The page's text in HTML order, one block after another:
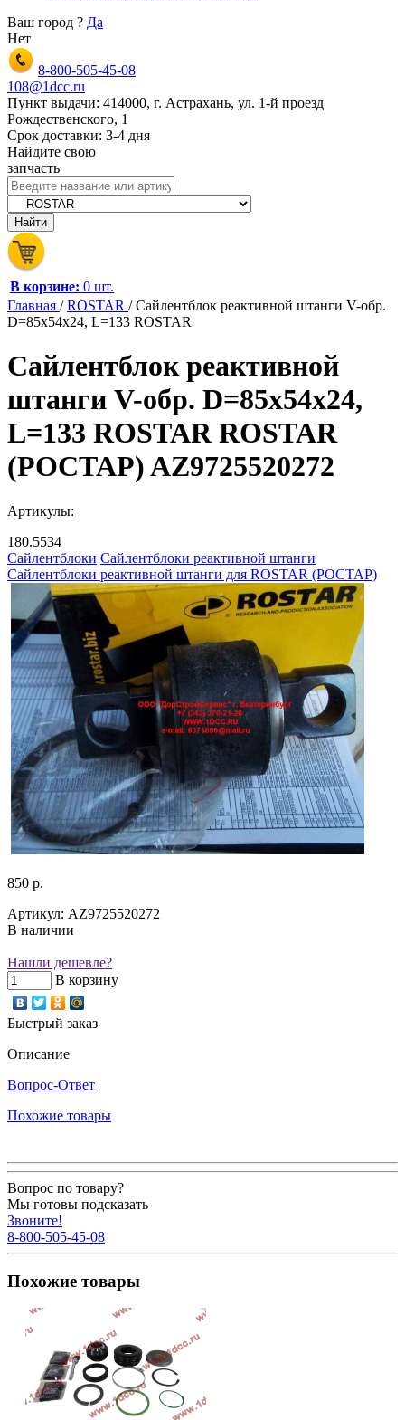
Ваш город ? Да
Нет
8-800-505-45-08
108@1dcc.ru
Пункт выдачи: 414000, г. Астрахань, ул. 1-й проезд
Рождественского, 1
Срок доставки: 3-4 дня
Найдите свою
запчасть
В корзине: 0 шт.
Главная /ROSTAR /Сайлентблок реактивной штанги V-обр.
D=85x54x24, L=133 ROSTAR
Сайлентблок реактивной
штанги V-обр. D=85x54x24,
L=133 ROSTAR ROSTAR
(РОСТАР) AZ9725520272
Артикулы:
180.5534
Сайлентблоки Сайлентблоки реактивной штанги
Сайлентблоки реактивной штанги для ROSTAR (РОСТАР)
850 р.
Артикул: AZ9725520272
В наличии
Нашли дешевле?
В корзину
Быстрый заказ
Описание
Вопрос-Ответ
Похожие товары
Вопрос по товару?
Мы готовы подсказать
Звоните!
8-800-505-45-08
Похожие товары